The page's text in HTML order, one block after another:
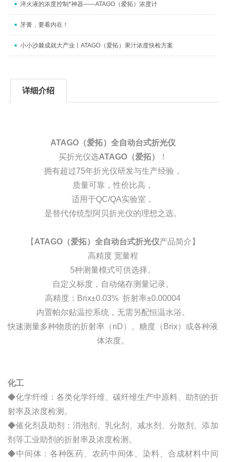
淬火液的浓度控制*神器——ATAGO（爱拓）浓度计
牙膏，要看内在！
小小沙棘成就大产业丨ATAGO（爱拓）果汁浓度快检方案
详细介绍
ATAGO（爱拓）全自动台式折光仪
买折光仪选ATAGO（爱拓）
！
拥有超过75年折光仪研发与生产经验，
质量可靠，性价比高，
适用于QC/QA实验室，
是替代传统型阿贝折光仪的理想之选。
【 ATAGO（爱拓）全自动台式折光仪产品简介】
高精度 宽量程
5种测量模式可供选择。
自定义标度，自动储存测量记录。
高精度：Brix±0.03% 折射率±0.00004
内置帕尔贴温控系统，无需另配恒温水浴。
快速测量多种物质的折射率（nD）、糖度（Brix）或各种液
体浓度。
化工
◆化学纤维：各类化学纤维、碳纤维生产中原料、助剂的折
射率及浓度检测。
◆催化剂及助剂：消泡剂、乳化剂、减水剂、分散剂、添加
剂等工业助剂的折射率及浓度检测。
◆中间体：各种医药、农药中间体、染料、合成材料中间